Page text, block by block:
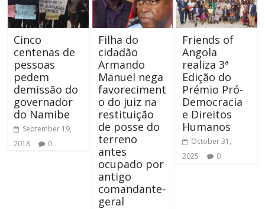
Cinco
centenas de
pessoas
pedem
demissão do
governador
do Namibe
September 19,
2018
0
Filha do
cidadão
Armando
Manuel nega
favoreciment
o do juiz na
restituição
de posse do
terreno
antes
ocupado por
antigo
comandante-
geral
Friends of
Angola
realiza 3ª
Edição do
Prémio Pró-
Democracia
e Direitos
Humanos
October 31,
2025
0